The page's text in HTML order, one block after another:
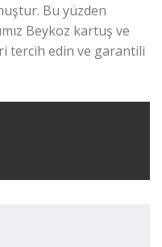
Bu yüzden
Beykoz kartuş ve
tercih edin ve garantili